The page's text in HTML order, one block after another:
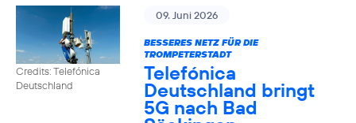
Credits: Telefónica
Deutschland
09. Juni 2026
BESSERES NETZ FÜR DIE
TROMPETERSTADT
Telefónica
Deutschland bringt
5G nach Bad